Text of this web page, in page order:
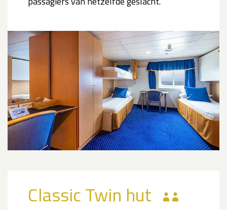
Classic Twin hut